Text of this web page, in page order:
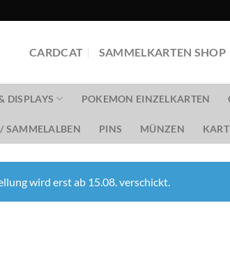
CARDCAT SAMMELKARTEN SHOP
DISPLAYS POKEMON EINZELKARTEN
SAMMELALBEN PINS MÜNZEN
wird erst ab 15.08. verschickt.